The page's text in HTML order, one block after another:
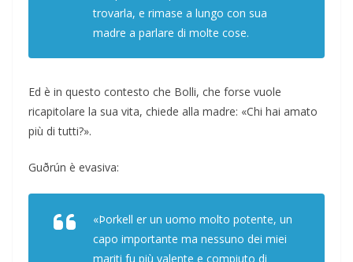
trovarla, e rimase a lungo con sua
madre a parlare di molte cose.
Ed è in questo contesto che Bolli, che forse vuole
ricapitolare la sua vita, chiede alla madre: «Chi hai amato
più di tutti?».
Guðrún è evasiva:
«Þorkell er un uomo molto potente, un
capo importante ma nessuno dei miei
mariti fu più valente e compiuto di